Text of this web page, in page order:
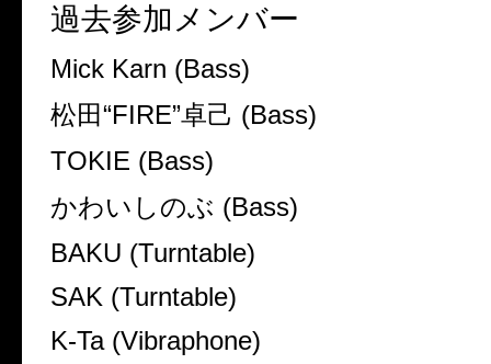
過去参加メンバー
Mick Karn (Bass)
松田“FIRE”卓己 (Bass)
TOKIE (Bass)
かわいしのぶ (Bass)
BAKU (Turntable)
SAK (Turntable)
K-Ta (Vibraphone)